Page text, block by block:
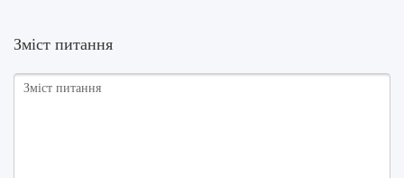
Зміст питання